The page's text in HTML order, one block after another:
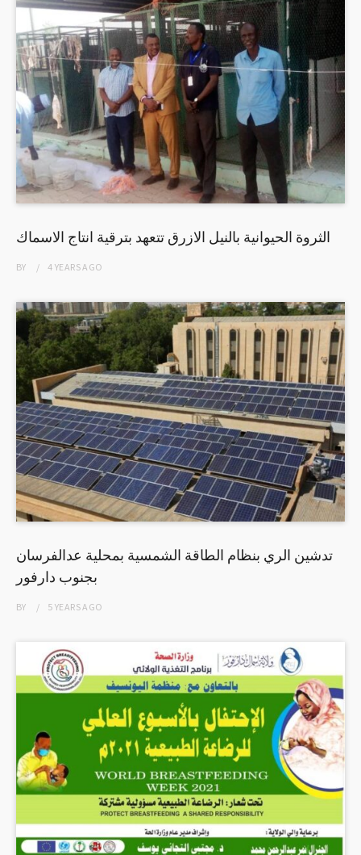
الثروة الحيوانية بالنيل الازرق تتعهد بترقية انتاج الاسماك
BY 4 YEARSAGO
تدشين الري بنظام الطاقة الشمسية بمحلية عدالفرسان
بجنوب دارفور
BY 5 YEARSAGO